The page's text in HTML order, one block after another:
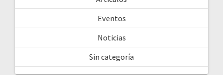
Eventos
Noticias
Sin categoría